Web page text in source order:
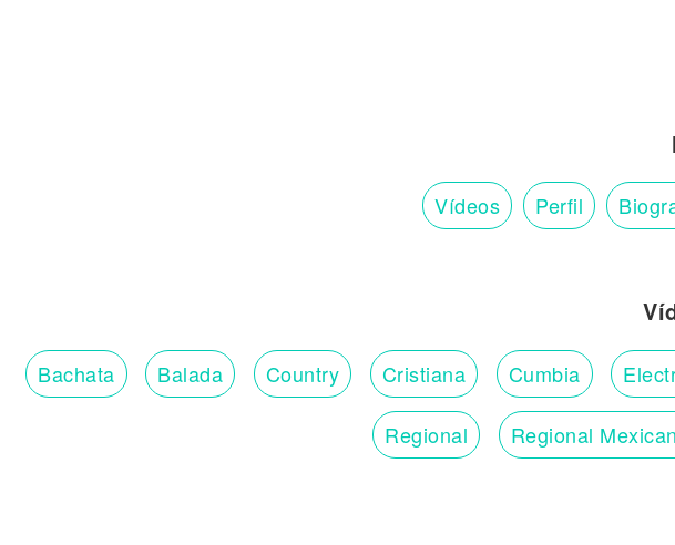
Vídeos Perfil
Bachata Balada Country Cristiana Cumbia
Regional Regional